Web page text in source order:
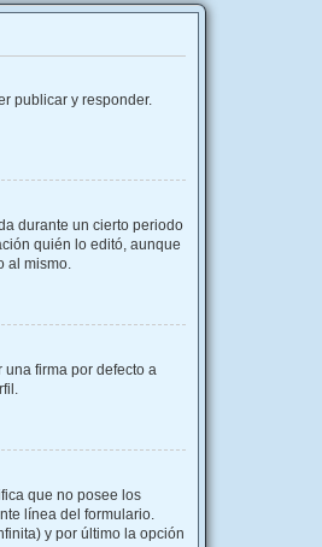
publicar y responder.
durante un cierto periodo
quién lo editó, aunque
al mismo.
firma por defecto a
que no posee los
línea del formulario.
y por último la opción